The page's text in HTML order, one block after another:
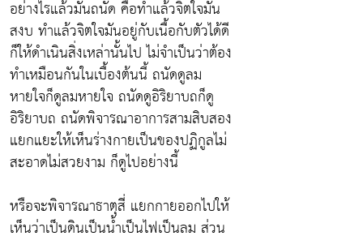
อย่างไรแล้วมันถนัด คือทำแล้วจิตใจมัน
สงบ ทำแล้วจิตใจมันอยู่กับเนื้อกับตัวได้ดี
ก็ให้ดำเนินสิ่งเหล่านั้นไป ไม่จำเป็นว่าต้อง
ทำเหมือนกันในเบื้องต้นนี้ ถนัดดูลม
หายใจก็ดูลมหายใจ ถนัดดูอิริยาบถก็ดู
อิริยาบถ ถนัดพิจารณาอาการสามสิบสอง
แยกแยะให้เห็นร่างกายเป็นของปฏิกูลไม่
สะอาดไม่สวยงาม ก็ดูไปอย่างนี้
หรือจะพิจารณาธาตุสี่ แยกกายออกไปให้
เห็นว่าเป็นดินเป็นน้ำเป็นไฟเป็นลม ส่วน